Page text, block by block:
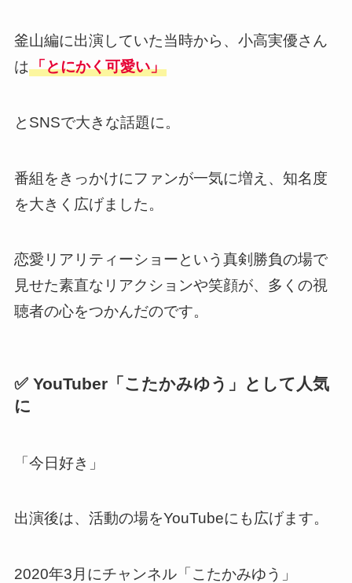
釜山編に出演していた当時から、小高実優さん
は「とにかく可愛い」
とSNSで大きな話題に。
番組をきっかけにファンが一気に増え、知名度
を大きく広げました。
恋愛リアリティーショーという真剣勝負の場で
見せた素直なリアクションや笑顔が、多くの視
聴者の心をつかんだのです。
✅ YouTuber「こたかみゆう」として人気
に
「今日好き」
出演後は、活動の場をYouTubeにも広げます。
2020年3月にチャンネル「こたかみゆう」